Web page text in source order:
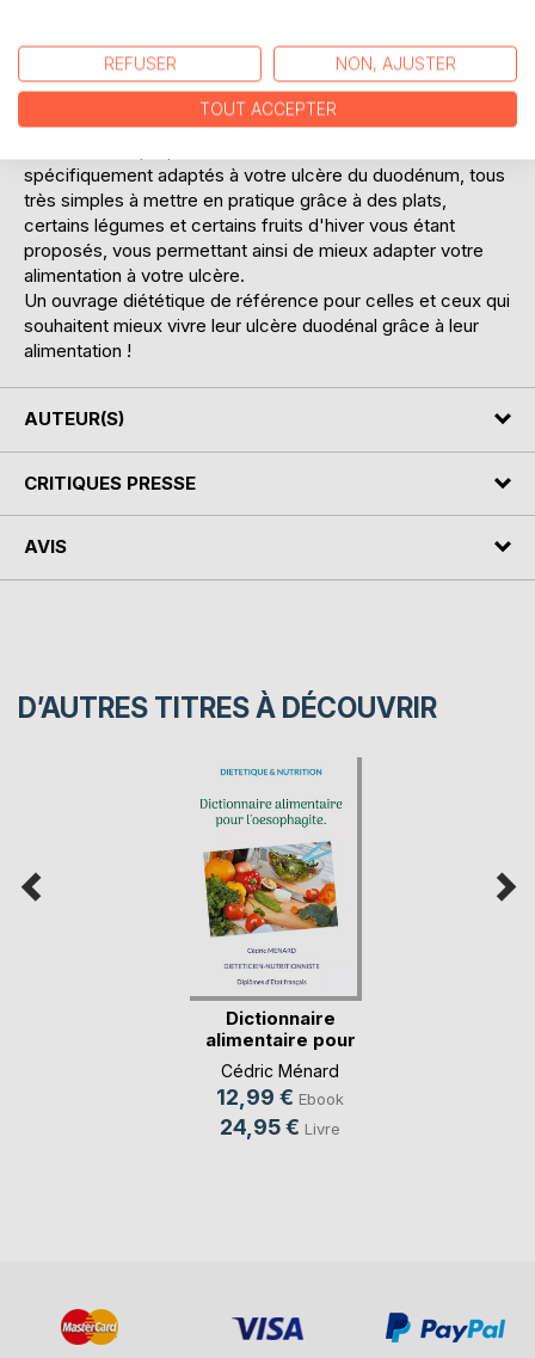
d'un ulcère duodénal, et il offre aux détenteurs des
ouvrages du même auteur : " Quelle alimentation pour
l'ulcère duodénal ? " et " Recettes et menus pour l'ulcère
duodénal" un ouvrage parfaitement complémentaire.
spécifiquement adaptés à votre ulcère du duodénum, tous
très simples à mettre en pratique grâce à des plats,
certains légumes et certains fruits d'hiver vous étant
proposés, vous permettant ainsi de mieux adapter votre
alimentation à votre ulcère.
Un ouvrage diététique de référence pour celles et ceux qui
souhaitent mieux vivre leur ulcère duodénal grâce à leur
alimentation !
AUTEUR(S)
CRITIQUES PRESSE
AVIS
D’AUTRES TITRES À DÉCOUVRIR
Dictionnaire
alimentaire pour
l'oe(...)
Cédric Ménard
12,99 € Ebook
24,95 € Livre
REFUSER NON, AJUSTER
TOUT ACCEPTER